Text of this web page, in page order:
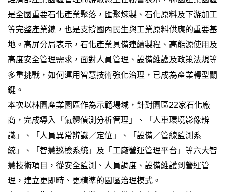
是全國重要石化產業聚落，匯聚煉製、石化原料及下游加工
等完整產業鏈，也是支撐國內民生與工業原料供應的重要基
地。高屏分局表示，石化產業具備連續製程、高能源使用及
高度安全管理需求，面對人員管理、設備維護及政策法規等
多重挑戰，如何運用智慧技術強化治理，已成為產業轉型關
鍵。
本次以林園產業園區作為示範場域，針對園區22家石化廠
商，完成導入「氣體偵測分析管理」、「人車環境影像辨
識」、「人員異常辨識／定位」、「設備／管線監測系
統」、「智慧巡檢系統」及「工廠營運管理平台」等六大智
慧技術項目，從安全監測、人員調度、設備維護到營運管
理，建立更即時、更精準的園區治理模式。